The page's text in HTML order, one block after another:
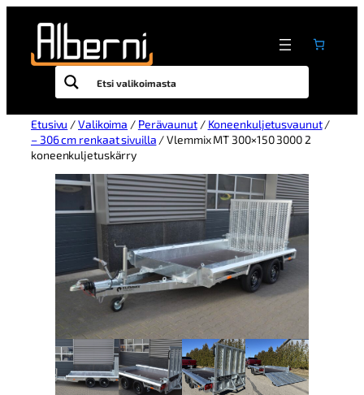
Etusivu /Valikoima / Perävaunut/ Koneenkuljetusvaunut/
– 306 cm renkaat sivuilla / Vlemmix MT 300×150 3000 2
koneenkuljetuskärry